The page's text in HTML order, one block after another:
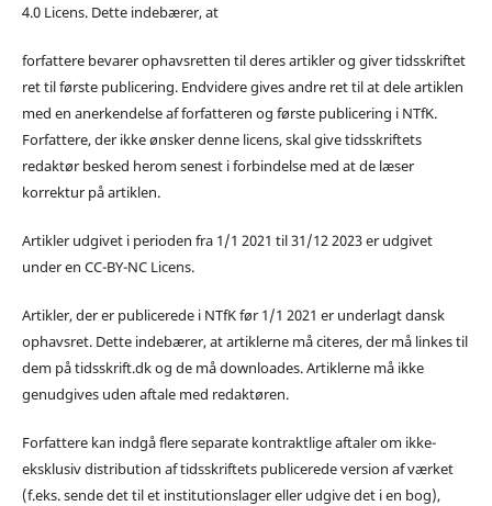
4.0 Licens. Dette indebærer, at
forfattere bevarer ophavsretten til deres artikler og giver tidsskriftet
ret til første publicering. Endvidere gives andre ret til at dele artiklen
med en anerkendelse af forfatteren og første publicering i NTfK.
Forfattere, der ikke ønsker denne licens, skal give tidsskriftets
redaktør besked herom senest i forbindelse med at de læser
korrektur på artiklen.
Artikler udgivet i perioden fra 1/1 2021 til 31/12 2023 er udgivet
under en CC-BY-NC Licens.
Artikler, der er publicerede i NTfK før 1/1 2021 er underlagt dansk
ophavsret. Dette indebærer, at artiklerne må citeres, der må linkes til
dem på tidsskrift.dk og de må downloades. Artiklerne må ikke
genudgives uden aftale med redaktøren.
Forfattere kan indgå flere separate kontraktlige aftaler om ikke-
eksklusiv distribution af tidsskriftets publicerede version af værket
(f.eks. sende det til et institutionslager eller udgive det i en bog),